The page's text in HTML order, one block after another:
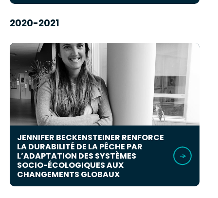
2020-2021
JENNIFER BECKENSTEINER RENFORCE
LA DURABILITÉ DE LA PÊCHE PAR
L’ADAPTATION DES SYSTÈMES
SOCIO-ÉCOLOGIQUES AUX
CHANGEMENTS GLOBAUX